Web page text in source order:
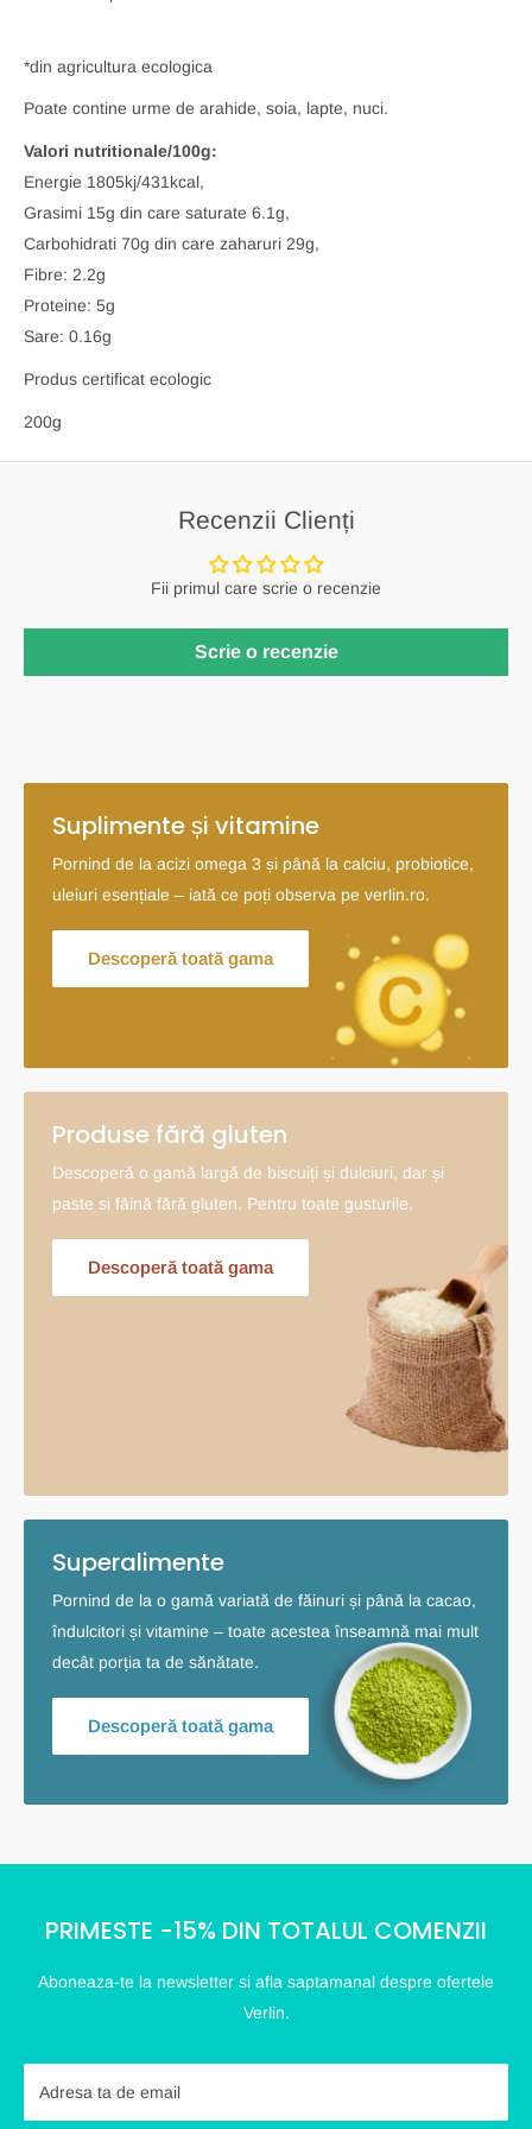
*din agricultura ecologica
Poate contine urme de arahide, soia, lapte, nuci.
Valori nutritionale/100g:
Energie 1805kj/431kcal,
Grasimi 15g din care saturate 6.1g,
Carbohidrati 70g din care zaharuri 29g,
Fibre: 2.2g
Proteine: 5g
Sare: 0.16g
Produs certificat ecologic
200g
Recenzii Clienți
Fii primul care scrie o recenzie
Scrie o recenzie
Suplimente și vitamine
Pornind de la acizi omega 3 și până la calciu, probiotice,
uleiuri esențiale – iată ce poți observa pe verlin.ro.
Descoperă toată gama
Produse fără gluten
Descoperă o gamă largă de biscuiți și dulciuri, dar și
paste si făină fără gluten. Pentru toate gusturile.
Descoperă toată gama
Superalimente
Pornind de la o gamă variată de făinuri și până la cacao,
îndulcitori și vitamine – toate acestea înseamnă mai mult
decât porția ta de sănătate.
Descoperă toată gama
PRIMESTE -15% DIN TOTALUL COMENZII
Aboneaza-te la newsletter si afla saptamanal despre ofertele
Verlin.
Adresa ta de email